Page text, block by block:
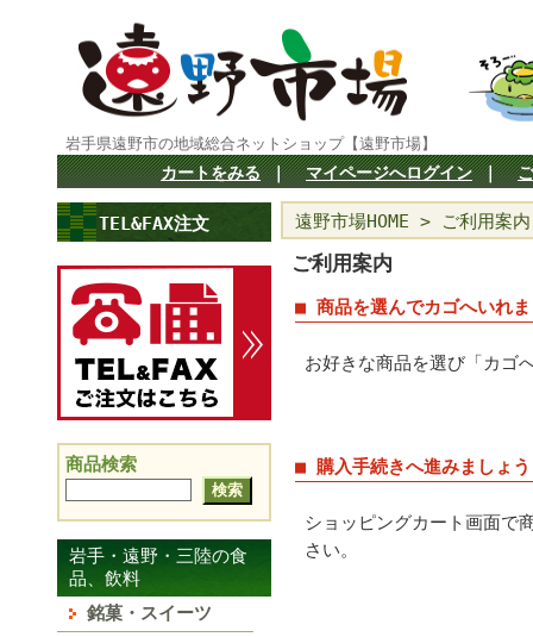
岩手県遠野市の地域総合ネットショップ【遠野市場】
カートをみる｜ マイページへログイン｜
TEL&FAX注文
商品検索
岩手・遠野・三陸の食
品、飲料
銘菓・スイーツ
遠野市場HOME > ご利用案内
ご利用案内
■ 商品を選んでカゴへいれ
お好きな商品を選び「カゴ
■ 購入手続きへ進みましょう
ショッピングカート画面で
さい。